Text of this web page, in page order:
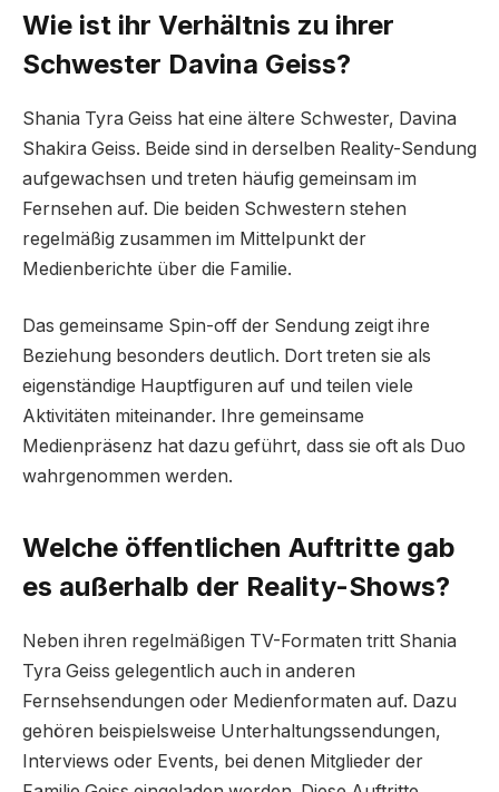
Wie ist ihr Verhältnis zu ihrer
Schwester Davina Geiss?
Shania Tyra Geiss hat eine ältere Schwester, Davina
Shakira Geiss. Beide sind in derselben Reality-Sendung
aufgewachsen und treten häufig gemeinsam im
Fernsehen auf. Die beiden Schwestern stehen
regelmäßig zusammen im Mittelpunkt der
Medienberichte über die Familie.
Das gemeinsame Spin-off der Sendung zeigt ihre
Beziehung besonders deutlich. Dort treten sie als
eigenständige Hauptfiguren auf und teilen viele
Aktivitäten miteinander. Ihre gemeinsame
Medienpräsenz hat dazu geführt, dass sie oft als Duo
wahrgenommen werden.
Welche öffentlichen Auftritte gab
es außerhalb der Reality-Shows?
Neben ihren regelmäßigen TV-Formaten tritt Shania
Tyra Geiss gelegentlich auch in anderen
Fernsehsendungen oder Medienformaten auf. Dazu
gehören beispielsweise Unterhaltungssendungen,
Interviews oder Events, bei denen Mitglieder der